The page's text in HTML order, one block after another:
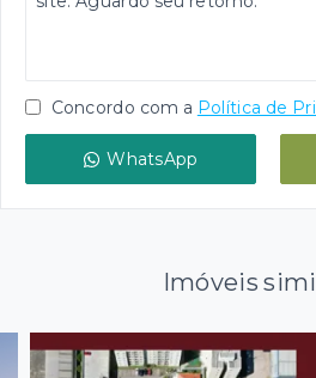
Concordo com a Política de
WhatsApp
Imóveis